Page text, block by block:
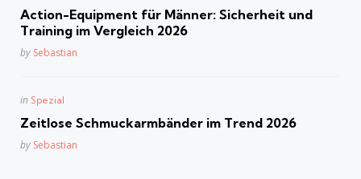
Action-Equipment für Männer: Sicherheit und
Training im Vergleich 2026
Posted
by Sebastian
Posted
in Spezial
Zeitlose Schmuckarmbänder im Trend 2026
Posted
by Sebastian